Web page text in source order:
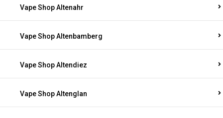
Vape Shop Altenahr
Vape Shop Altenbamberg
Vape Shop Altendiez
Vape Shop Altenglan